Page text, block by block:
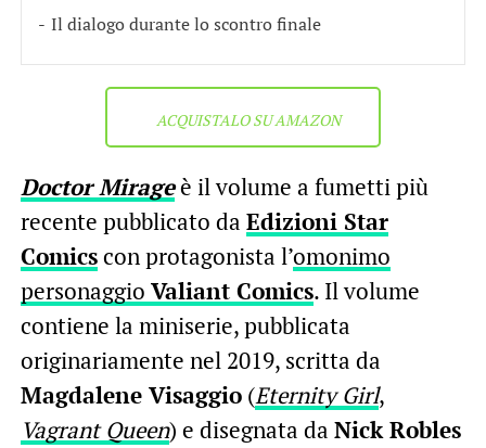
Il dialogo durante lo scontro finale
ACQUISTALO SU AMAZON
Doctor Mirageè il volume a fumetti più
recente pubblicato da Edizioni Star
Comicscon protagonista l’omonimo
personaggio Valiant Comics. Il volume
contiene la miniserie, pubblicata
originariamente nel 2019, scritta da
Magdalene Visaggio(Eternity Girl,
Vagrant Queen) e disegnata da Nick Robles